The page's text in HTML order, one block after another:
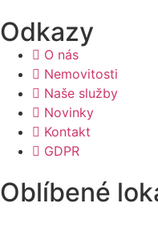
Odkazy
O nás
Nemovitosti
Naše služby
Novinky
Kontakt
GDPR
Oblíbené